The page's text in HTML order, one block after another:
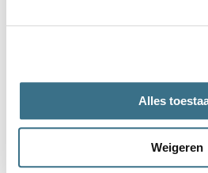
Alles
Weigeren
Altijd een beschikbare
freelancer in de buurt
Via ons platform is er altijd en